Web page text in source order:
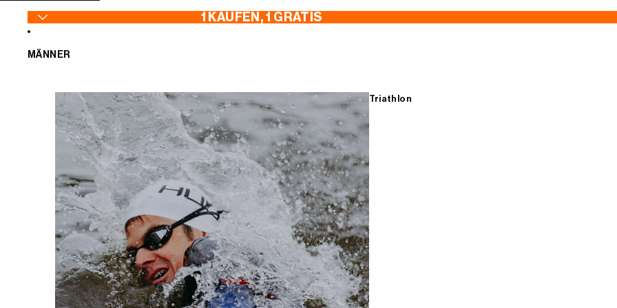
1 KAUFEN, 1 GRATIS
MÄNNER
Triathlon